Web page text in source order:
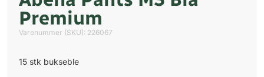
Premium
Varenummer (SKU): 226067
15 stk bukseble